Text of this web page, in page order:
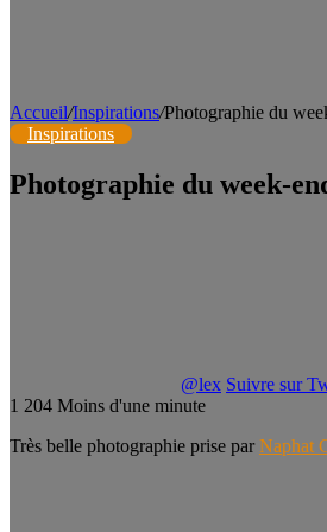
Accueil/Inspirations/Photographie du
Inspirations
Photographie du week-
@lex Suivre sur
1 204 Moins d'une minute
Très belle photographie prise parNaphat